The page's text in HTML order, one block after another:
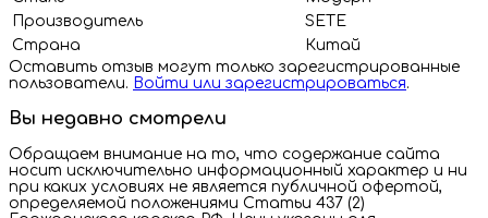
Производитель
SETE
Страна
Китай
Оставить отзыв могут только зарегистрированные
пользователи. Войти или зарегистрироваться.
Вы недавно смотрели
Обращаем внимание на то, что содержание сайта
носит исключительно информационный характер и ни
при каких условиях не является публичной офертой,
определяемой положениями Статьи 437 (2)